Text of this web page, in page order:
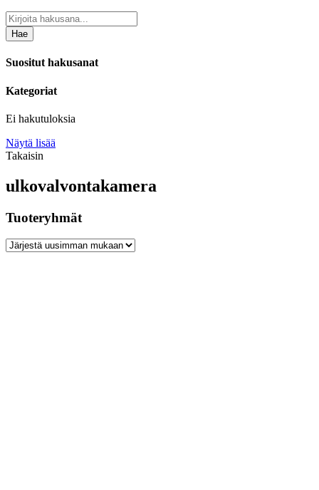
Hae
Suositut hakusanat
Kategoriat
Ei hakutuloksia
Näytä lisää
Takaisin
ulkovalvontakamera
Tuoteryhmät